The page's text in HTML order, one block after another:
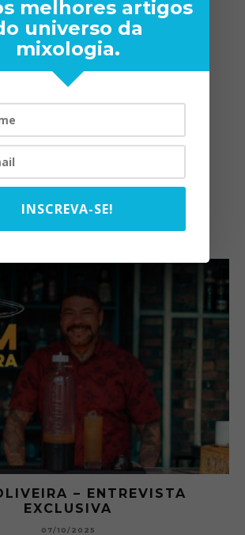
– ENTREVISTA
EXCLUSIVA
07/10/2025
melhores artigos
universo da
mixologia.
INSCREVA-SE!